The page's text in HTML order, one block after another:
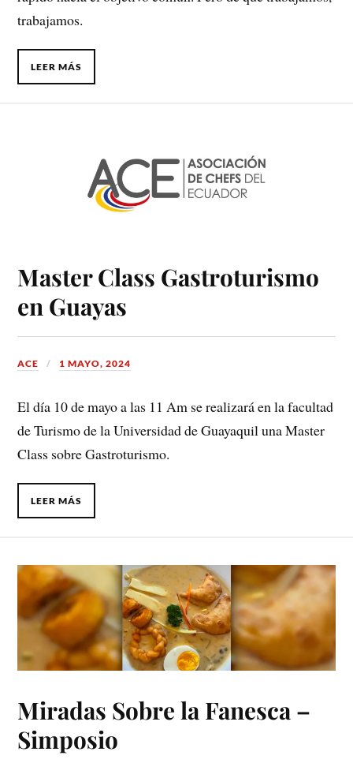
trabajamos.
LEER MÁS
Master Class Gastroturismo
en Guayas
ACE 1 MAYO, 2024
El día 10 de mayo a las 11 Am se realizará en la facultad
de Turismo de la Universidad de Guayaquil una Master
Class sobre Gastroturismo.
LEER MÁS
Miradas Sobre la Fanesca –
Simposio